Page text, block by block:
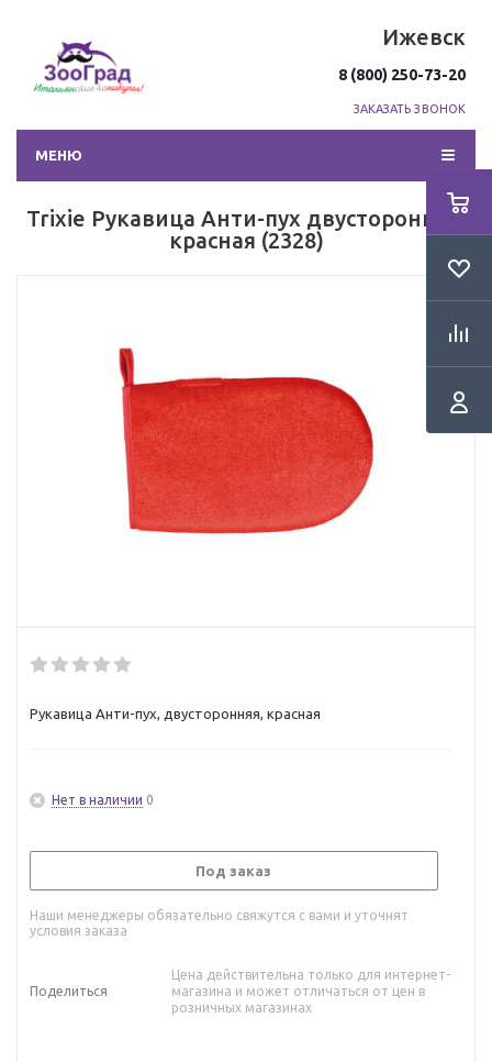
Ижевск
8 (800) 250-73-20
ЗАКАЗАТЬ ЗВОНОК
МЕНЮ
Trixie Рукавица Анти-пух двусторонняя,
красная (2328)
Рукавица Анти-пух, двусторонняя, красная
Нет в наличии 0
Под заказ
Наши менеджеры обязательно свяжутся с вами и уточнят
условия заказа
Поделиться
Цена действительна только для интернет-
магазина и может отличаться от цен в
розничных магазинах